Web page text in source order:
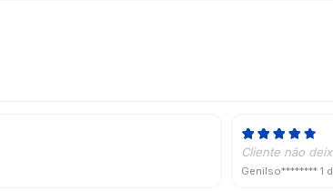
Cliente não
Genilso******** 1